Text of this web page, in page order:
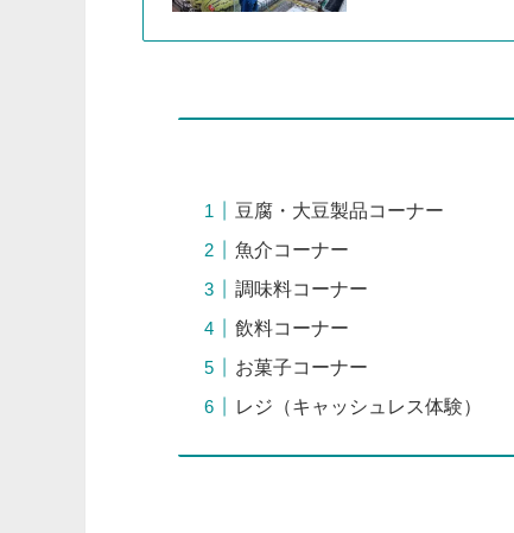
豆腐・大豆製品コーナー
魚介コーナー
調味料コーナー
飲料コーナー
お菓子コーナー
レジ（キャッシュレス体験）